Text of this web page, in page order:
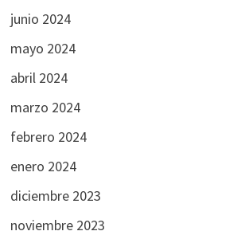
junio 2024
mayo 2024
abril 2024
marzo 2024
febrero 2024
enero 2024
diciembre 2023
noviembre 2023